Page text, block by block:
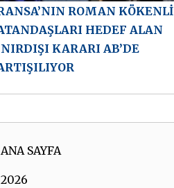
ROMAN KÖKENLİ
HEDEF ALAN
KARARI AB’DE
ANA SAYFA
2026